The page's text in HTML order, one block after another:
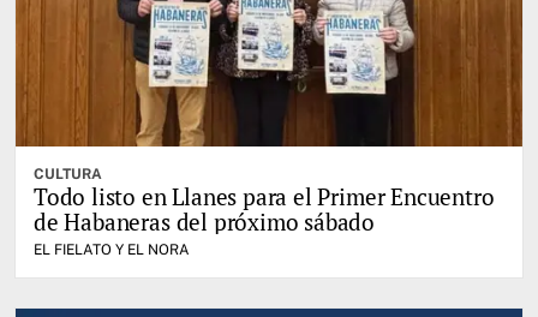
CULTURA
Todo listo en Llanes para el Primer Encuentro
de Habaneras del próximo sábado
EL FIELATO Y EL NORA